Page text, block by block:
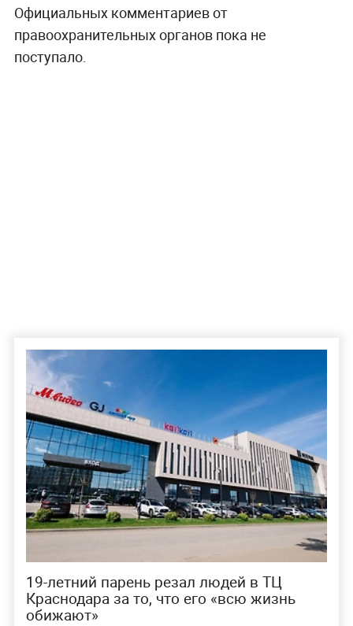
Официальных комментариев от
правоохранительных органов пока не
поступало.
19-летний парень резал людей в ТЦ
Краснодара за то, что его «всю жизнь
обижают»